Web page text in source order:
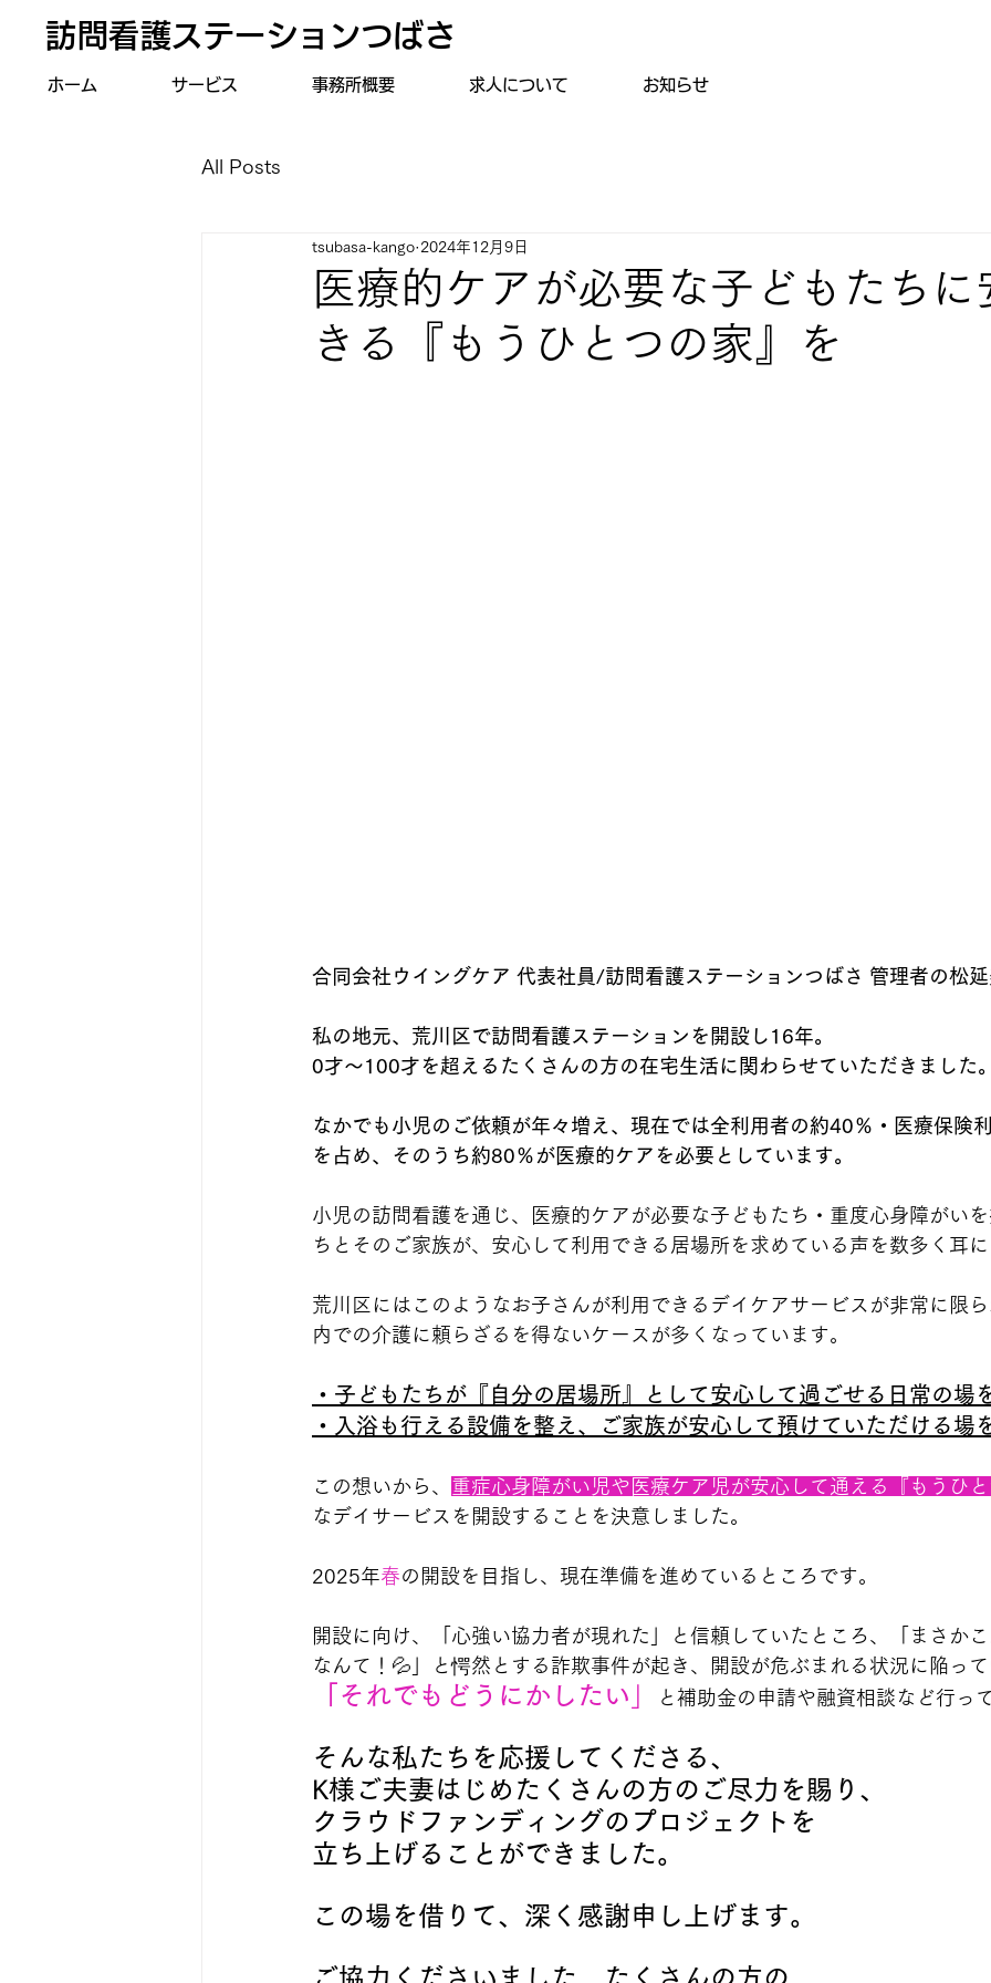
訪問看護ステーションつばさ
ホーム サービス 事務所概要 求人について お知らせ
All Posts
医療的ケアが必要な子どもたちに
きる『もうひとつの家』を
tsubasa-kango 2024年12月9日
合同会社ウイングケア 代表社員/訪問看護ステーションつばさ 管理者の松延
私の地元、荒川区で訪問看護ステーションを開設し16年。
0才～100才を超えるたくさんの方の在宅生活に関わらせていただきました。
なかでも小児のご依頼が年々増え、現在では全利用者の約40％・医療保険
を占め、そのうち約80％が医療的ケアを必要としています。
小児の訪問看護を通じ、医療的ケアが必要な子どもたち・重度心身障がい
ちとそのご家族が、安心して利用できる居場所を求めている声を数多く耳に
荒川区にはこのようなお子さんが利用できるデイケアサービスが非常に限
内での介護に頼らざるを得ないケースが多くなっています。
・子どもたちが『自分の居場所』として安心して過ごせる日常の場
・入浴も行える設備を整え、ご家族が安心して預けていただける場
この想いから、 重症心身障がい児や医療ケア児が安心して通える『もうひと
なデイサービスを開設することを決意しました。
2025年春の開設を目指し、現在準備を進めているところです。
開設に向け、「心強い協力者が現れた」と信頼していたところ、「まさか
なんて！💦」と愕然とする詐欺事件が起き、開設が危ぶまれる状況に陥って
「それでもどうにかしたい と補助金の申請や融資相談など行っ
そんな私たちを応援してくださる、
K様ご夫妻はじめたくさんの方のご尽力を賜り、
クラウドファンディングのプロジェクトを
立ち上げることができました。
この場を借りて、深く感謝申し上げます。
ご協力くださいました、たくさんの方の